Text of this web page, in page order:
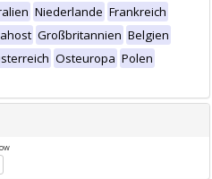
Niederlande Frankreich
Großbritannien Belgien
Osteuropa Polen